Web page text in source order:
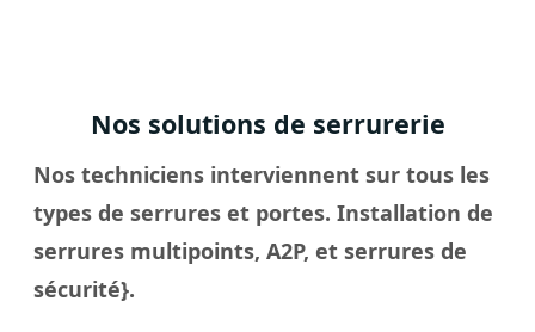
Nos solutions de serrurerie
Nos techniciens interviennent sur tous les
types de serrures et portes. Installation de
serrures multipoints, A2P, et serrures de
sécurité}.